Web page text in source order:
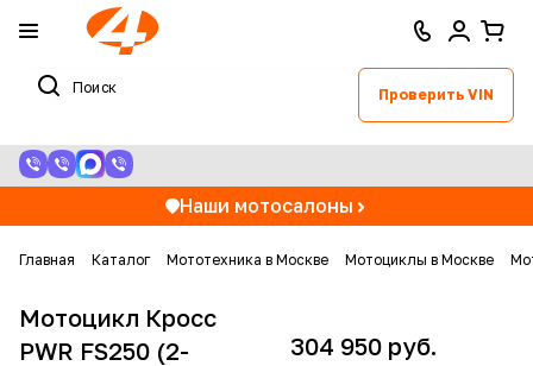
Проверить VIN
Наши мотосалоны
Главная Каталог Мототехника в Москве Мотоциклы в Москве
Мотоцикл Кросс
PWR FS250 (2-
304 950 руб.